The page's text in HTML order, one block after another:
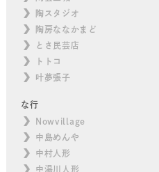
陶スタジオ
陶房ななかまど
とさ民芸店
トトコ
叶夢張子
な行
Nowvillage
中島めんや
中村人形
中湯川人形